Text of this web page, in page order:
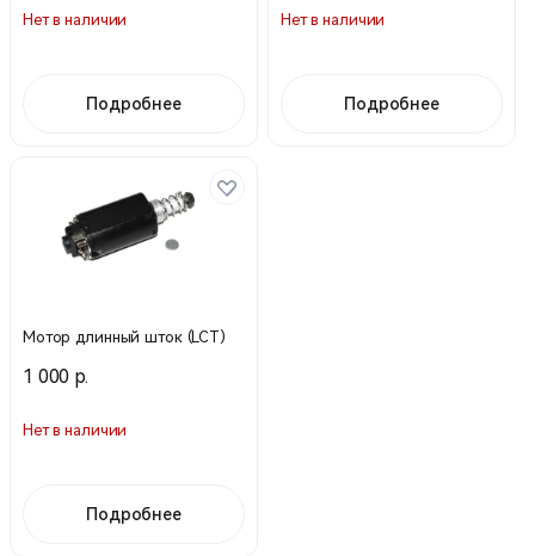
Нет в наличии
Подробнее
Нет в наличии
Подробнее
Мотор длинный шток (LCT)
1 000 р.
Нет в наличии
Подробнее